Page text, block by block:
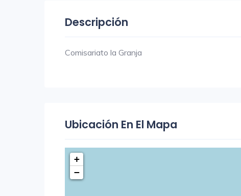
Descripción
Comisariato la Granja
Ubicación En El Mapa
+
−